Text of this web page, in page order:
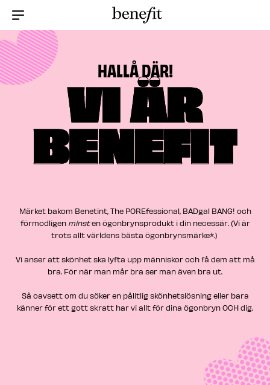
HALLÅ DÄR!
VI ÄR
BENEFIT
Märket bakom Benetint, The POREfessional, BADgal BANG! och
förmodligen minsten ögonbrynsprodukt i din necessär. (Vi är
trots allt världens bästa ögonbrynsmärke*.) ​
Vi anser att skönhet ska lyfta upp människor och få dem att må
bra. För när man mår bra ser man även bra ut.​
Så oavsett om du söker en pålitlig skönhetslösning eller bara
känner för ett gott skratt har vi allt för dina ögonbryn OCH dig.